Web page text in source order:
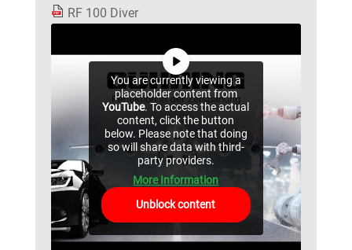
RF 100 Diver
You are currently viewing a
placeholder content from
YouTube. To access the actual
content, click the button
below. Please note that doing
so will share data with third-
party providers.
More Information
Unblock content